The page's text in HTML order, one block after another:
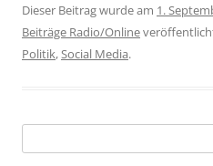
Dieser Beitrag wurde am 1.
Beiträge Radio/Online
Politik, Social Media.
nach: